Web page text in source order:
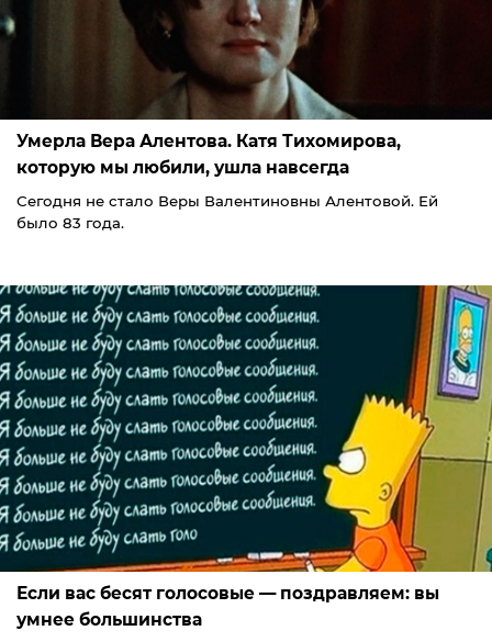
Умерла Вера Алентова. Катя Тихомирова,
которую мы любили, ушла навсегда
Сегодня не стало Веры Валентиновны Алентовой. Ей
было 83 года.
Если вас бесят голосовые — поздравляем: вы
умнее большинства